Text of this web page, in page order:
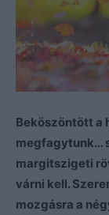
Beköszöntött a
megfagytunk…
margitszigeti
várni kell.
mozgásra a